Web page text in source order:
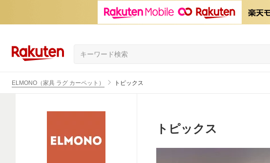
ELMONO（家具 ラグ カーペット） トピックス
トピックス